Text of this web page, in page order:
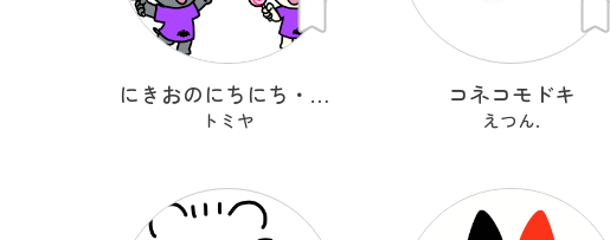
にきおのにちにち・ハロウィン
トミヤ
コネコモドキ
えつん.